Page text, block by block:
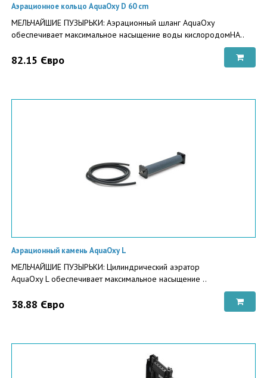
Аэрационное кольцо AquaOxy D 60 cm
МЕЛЬЧАЙШИЕ ПУЗЫРЬКИ: Аэрационный шланг AquaOxy
обеспечивает максимальное насыщение воды кислородомНА..
82.15 Євро
Аэрационный камень AquaOxy L
МЕЛЬЧАЙШИЕ ПУЗЫРЬКИ: Цилиндрический аэратор
AquaOxy L обеспечивает максимальное насыщение ..
38.88 Євро